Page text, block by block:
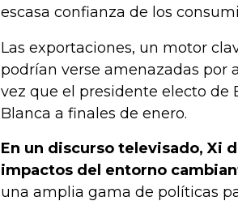
escasa confianza de los
Las exportaciones, un motor
podrían verse amenazadas por
vez que el presidente electo de
Blanca a finales de enero.
En un discurso televisado, Xi
impactos del entorno
una amplia gama de políticas